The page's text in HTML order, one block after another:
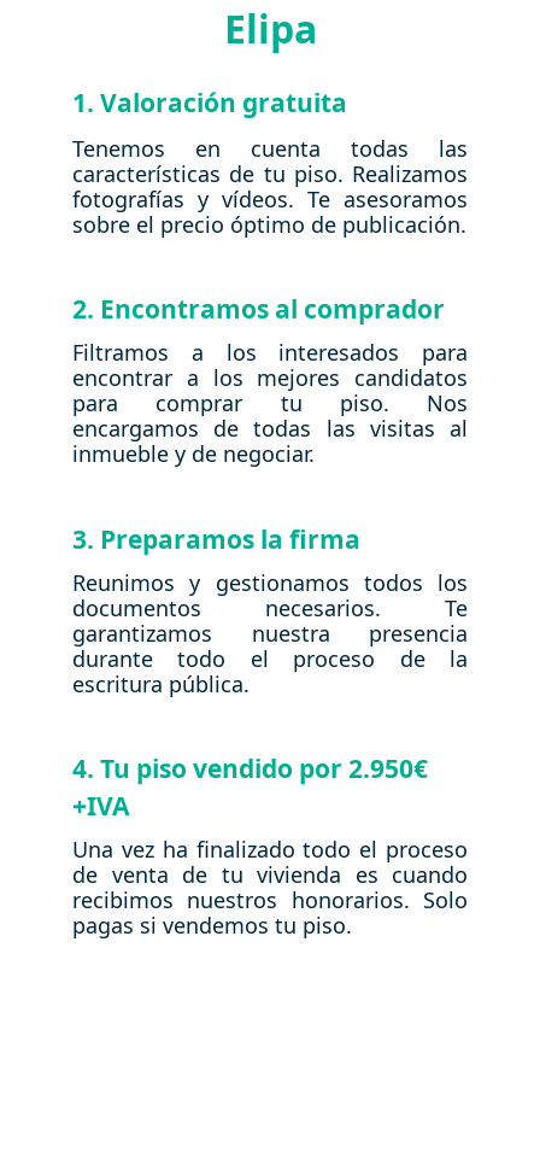
Elipa
1. Valoración gratuita
Tenemos en cuenta todas las
características de tu piso. Realizamos
fotografías y vídeos. Te asesoramos
sobre el precio óptimo de publicación.
2. Encontramos al comprador
Filtramos a los interesados para
encontrar a los mejores candidatos
para comprar tu piso. Nos
encargamos de todas las visitas al
inmueble y de negociar.
3. Preparamos la firma
Reunimos y gestionamos todos los
documentos necesarios. Te
garantizamos nuestra presencia
durante todo el proceso de la
escritura pública.
4. Tu piso vendido por 2.950€
+IVA
Una vez ha finalizado todo el proceso
de venta de tu vivienda es cuando
recibimos nuestros honorarios. Solo
pagas si vendemos tu piso.